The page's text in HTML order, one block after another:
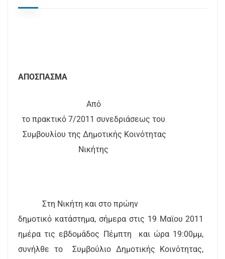
ΑΠΟΣΠΑΣΜΑ
Από
το πρακτικό 7/2011 συνεδριάσεως του
Συμβουλίου της Δημοτικής Κοινότητας
Νικήτης
Στη Νικήτη και στο πρώην
δημοτικό κατάστημα, σήμερα στις 19 Μαϊου 2011
ημέρα τις εβδομάδος Πέμπτη
και ώρα 19:00μμ,
συνήλθε το
Συμβούλιο Δημοτικής Κοινότητας,